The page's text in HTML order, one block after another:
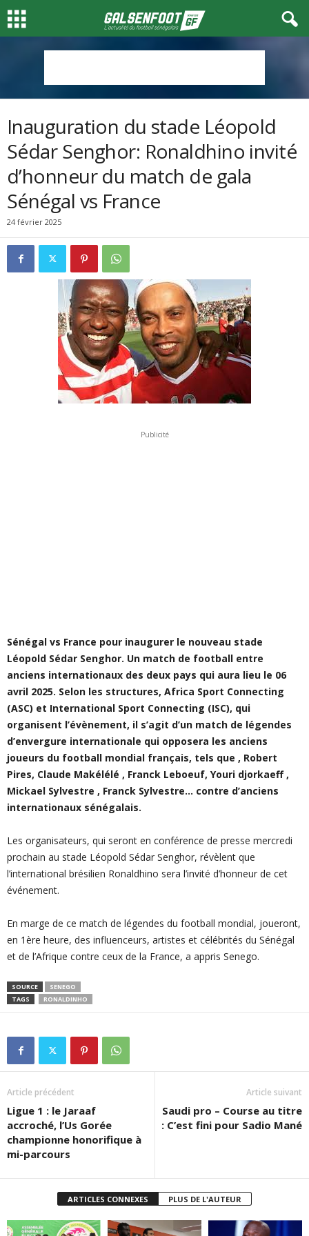
Inauguration du stade Léopold
Sédar Senghor: Ronaldhino invité
d’honneur du match de gala
Sénégal vs France
24 février 2025
Publicité
Sénégal vs France pour inaugurer le nouveau stade
Léopold Sédar Senghor. Un match de football entre
anciens internationaux des deux pays qui aura lieu le 06
avril 2025. Selon les structures, Africa Sport Connecting
(ASC) et International Sport Connecting (ISC), qui
organisent l’évènement, il s’agit d’un match de légendes
d’envergure internationale qui opposera les anciens
joueurs du football mondial français, tels que , Robert
Pires, Claude Makélélé , Franck Leboeuf, Youri djorkaeff ,
Mickael Sylvestre , Franck Sylvestre… contre d’anciens
internationaux sénégalais.
Les organisateurs, qui seront en conférence de presse mercredi
prochain au stade Léopold Sédar Senghor, révèlent que
l’international brésilien Ronaldhino sera l’invité d’honneur de cet
événement.
En marge de ce match de légendes du football mondial, joueront,
en 1ère heure, des influenceurs, artistes et célébrités du Sénégal
et de l’Afrique contre ceux de la France, a appris Senego.
SOURCE
SENEGO
TAGS
RONALDINHO
Article précédent
Ligue 1 : le Jaraaf
accroché, l’Us Gorée
championne honorifique à
mi-parcours
Article suivant
Saudi pro – Course au titre
: C’est fini pour Sadio Mané
ARTICLES CONNEXES PLUS DE L'AUTEUR